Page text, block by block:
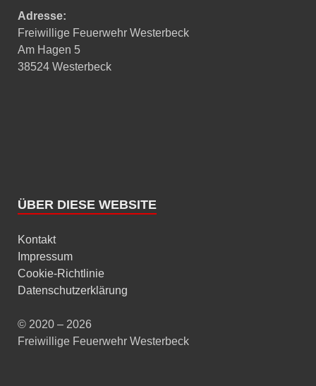
Adresse:
Freiwillige Feuerwehr Westerbeck
Am Hagen 5
38524 Westerbeck
ÜBER DIESE WEBSITE
Kontakt
Impressum
Cookie-Richtlinie
Datenschutzerklärung
© 2020 – 2026
Freiwillige Feuerwehr Westerbeck